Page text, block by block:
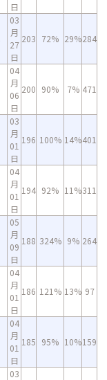
日
03
月
27
日
203 72% 29%284
04
月
06
日
200 90% 7% 471
03
月
01
日
196 100% 14%401
04
月
01
日
194 92% 11%311
05
月
09
日
188 324% 9% 264
04
月
01
日
186 121% 13% 97
04
月
01
日
185 95% 10%159
03